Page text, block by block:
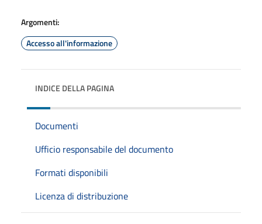
Argomenti:
Accesso all'informazione
INDICE DELLA PAGINA
Documenti
Ufficio responsabile del documento
Formati disponibili
Licenza di distribuzione